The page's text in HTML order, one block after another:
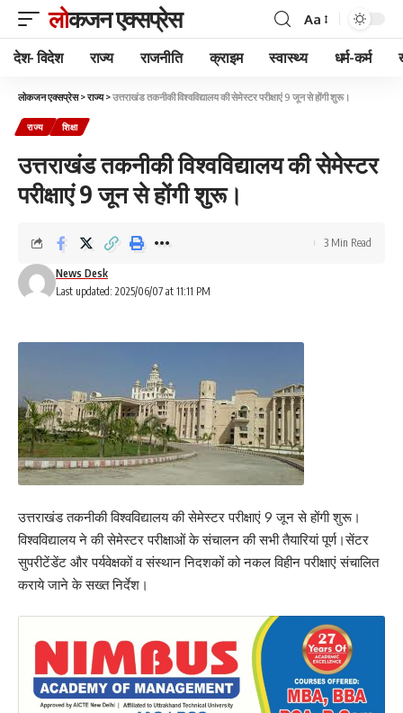
लोकजन एक्सप्रेस Aa
देश- विदेश राज्य राजनीति क्राइम स्वास्थ्य धर्म-कर्म
लोकजन एक्सप्रेस>राज्य>उत्तराखंड तकनीकी विश्वविद्यालय की सेमेस्टर परीक्षाएं 9 जून से होंगी शुरू।
राज्य शिक्षा
उत्तराखंड तकनीकी विश्वविद्यालय की सेमेस्टर
परीक्षाएं 9 जून से होंगी शुरू।
Last updated: 2025/06/07 at 11:11 PM
News Desk
3 Min Read
उत्तराखंड तकनीकी विश्वविद्यालय की सेमेस्टर परीक्षाएं 9 जून से होंगी शुरू।
विश्वविद्यालय ने की सेमेस्टर परीक्षाओं के संचालन की सभी तैयारियां पूर्ण।सेंटर
सुपरीटेंडेंट और पर्यवेक्षकों व संस्थान निदशकों को नकल विहीन परीक्षाएं संचालित
कराये जाने के सख्त निर्देश।